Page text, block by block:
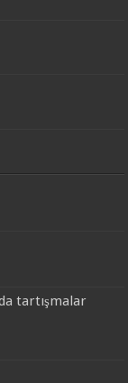
tartışmalar